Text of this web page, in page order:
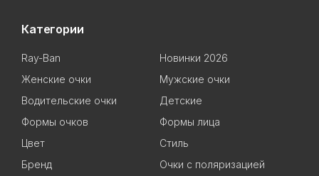
Категории
Ray-Ban
Новинки 2026
Женские очки
Мужские очки
Водительские очки
Детские
Формы очков
Формы лица
Цвет
Стиль
Бренд
Очки с поляризацией